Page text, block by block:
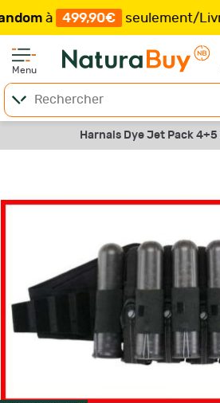
à 499,90€ seulement/
Menu
Harnais Dye Jet Pack